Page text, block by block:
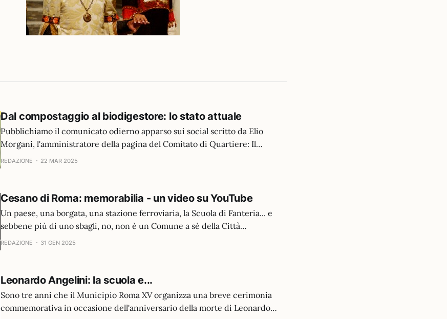
Dal compostaggio al biodigestore: lo stato attuale
Pubblichiamo il comunicato odierno apparso sui social scritto da Elio
Morgani, l'amministratore della pagina del Comitato di Quartiere: Il
Comitato decide di non partecipare al ricorso al CDS e di restituire le
REDAZIONE 22 MAR 2025
Cesano di Roma: memorabilia - un video su YouTube
Un paese, una borgata, una stazione ferroviaria, la Scuola di Fanteria... e
sebbene più di uno sbagli, no, non è un Comune a sé della Città
Metropolitana di Roma, bensì una parte di Roma Capitale che, con
REDAZIONE 31 GEN 2025
Leonardo Angelini: la scuola e...
Sono tre anni che il Municipio Roma XV organizza una breve cerimonia
commemorativa in occasione dell'anniversario della morte di Leonardo